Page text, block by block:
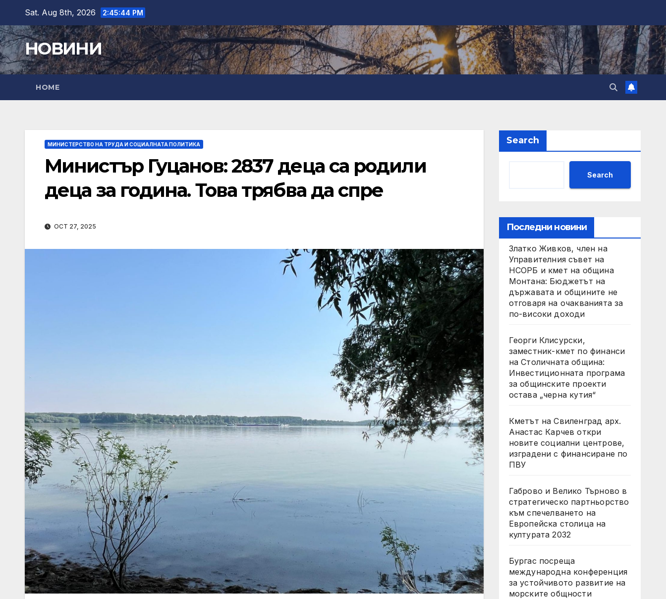
content
Sat. Aug 8th, 2026 2:45:46 PM
НОВИНИ
HOME
МИНИСТЕРСТВО НА ТРУДА И СОЦИАЛНАТА ПОЛИТИКА
Министър Гуцанов: 2837 деца са родили
деца за година. Това трябва да спре
OCT 27, 2025
Search
Search
Последни новини
Златко Живков, член на
Управителния съвет на
НСОРБ и кмет на община
Монтана: Бюджетът на
държавата и общините не
отговаря на очакванията за
по-високи доходи
Георги Клисурски,
заместник-кмет по финанси
на Столичната община:
Инвестиционната програма
за общинските проекти
остава „черна кутия“
Кметът на Свиленград арх.
Анастас Карчев откри
новите социални центрове,
изградени с финансиране по
ПВУ
Габрово и Велико Търново в
стратегическо партньорство
към спечелването на
Европейска столица на
културата 2032
Бургас посреща
международна конференция
за устойчивото развитие на
морските общности